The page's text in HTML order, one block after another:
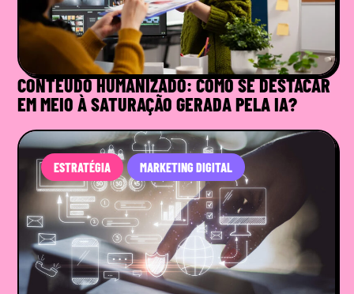
CONTEÚDO HUMANIZADO: COMO SE DESTACAR
EM MEIO À SATURAÇÃO GERADA PELA IA?
ESTRATÉGIA MARKETING DIGITAL